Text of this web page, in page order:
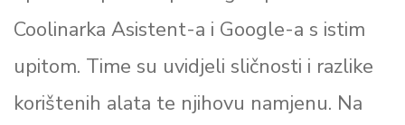
Coolinarka Asistent-a i Google-a s istim
upitom. Time su uvidjeli sličnosti i razlike
korištenih alata te njihovu namjenu. Na